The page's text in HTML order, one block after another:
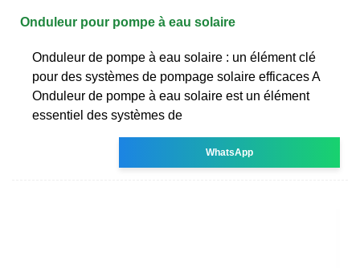
Onduleur pour pompe à eau solaire
Onduleur de pompe à eau solaire : un élément clé
pour des systèmes de pompage solaire efficaces A
Onduleur de pompe à eau solaire est un élément
essentiel des systèmes de
WhatsApp